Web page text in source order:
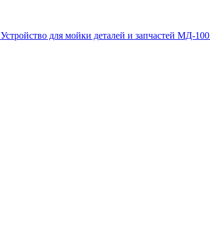
Устройство для мойки деталей и запчастей МД-100